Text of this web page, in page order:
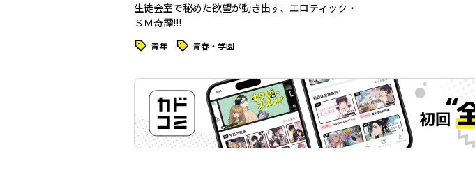
生徒会室で秘めた欲望が動き出す、エロティック・
ＳＭ奇譚!!!
タグ 青年 タグ 青春・学園